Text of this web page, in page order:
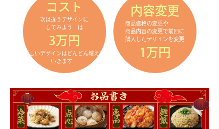
コスト
次は違うデザインに
してみよう！は
3万円
新しいデザインはどんどん増えて
いきます！
内容変更
商品価格の変更や
商品内容の変更で前回に
購入したデザインを変更
1万円